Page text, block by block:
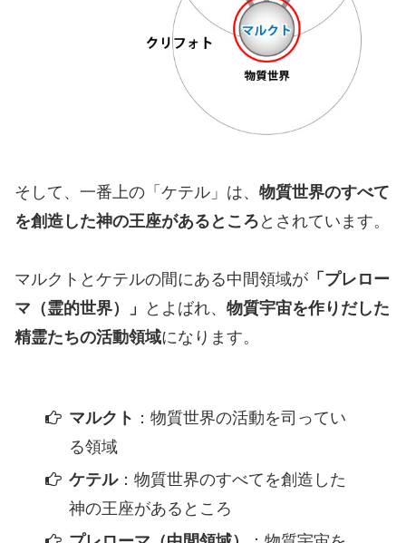
そして、一番上の「ケテル」は、 物質世界のすべて
を創造した神の王座があるところ とされています。
マルクトとケテルの間にある中間領域が 「プレロー
マ（霊的世界）」
とよばれ、 物質宇宙を作りだした
精霊たちの活動領域になります。
マルクト ：物質世界の活動を司ってい
る領域
ケテル：物質世界のすべてを創造した
神の王座があるところ